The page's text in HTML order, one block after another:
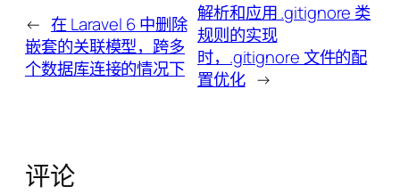
← 在 Laravel 6 中删除
嵌套的关联模型，跨多
个数据库连接的情况下
解析和应用 .gitignore 类
规则的实现
时，.gitignore 文件的配
置优化 →
评论